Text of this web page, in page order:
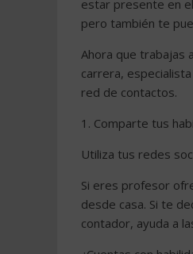
estar presente en
pero también te
Ahora que trabajas
carrera,
red de contactos.
1. Comparte tus
Utiliza tus redes
Si eres profesor
desde casa. Si te
contador, ayuda a